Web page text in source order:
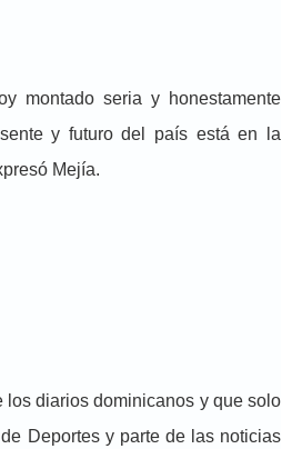
montado seria y honestamente
y futuro del país está en la
Mejía.
los diarios dominicanos y que solo
Deportes y parte de las noticias